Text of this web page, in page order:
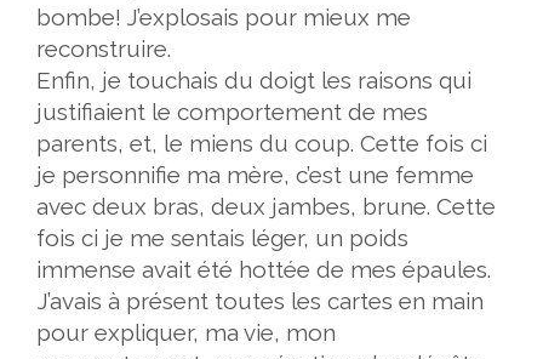
bombe! J’explosais pour mieux me
reconstruire.
Enfin, je touchais du doigt les raisons qui
justifiaient le comportement de mes
parents, et, le miens du coup. Cette fois ci
je personnifie ma mère, c’est une femme
avec deux bras, deux jambes, brune. Cette
fois ci je me sentais léger, un poids
immense avait été hottée de mes épaules.
J’avais à présent toutes les cartes en main
pour expliquer, ma vie, mon